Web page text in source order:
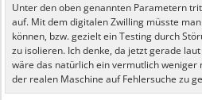
Unter den oben genannten Parametern
auf. Mit dem digitalen Zwilling müsste
können, bzw. gezielt ein Testing durch
zu isolieren. Ich denke, da jetzt gerade
wäre das natürlich ein vermutlich weniger
der realen Maschine auf Fehlersuche zu